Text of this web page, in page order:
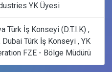
YK Üyesi
Türk İş Konseyi (D.T.I.K) ,
Türk İş Konseyi , YK
FZE - Bölge Müdürü